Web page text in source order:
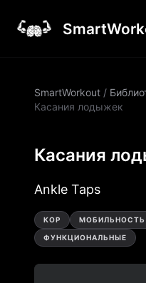
SmartWorkout /
Касания лодыжек
Касания
Ankle Taps
КОР МОБИЛЬНОСТЬ
ФУНКЦИОНАЛЬНЫЕ